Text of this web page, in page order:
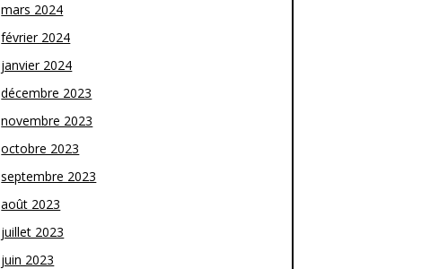
mars 2024
février 2024
janvier 2024
décembre 2023
novembre 2023
octobre 2023
septembre 2023
août 2023
juillet 2023
juin 2023